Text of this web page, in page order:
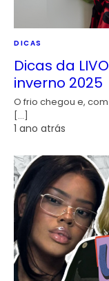
DICAS
Dicas da
inverno 2025
O frio chegou e,
[…]
1 ano atrás